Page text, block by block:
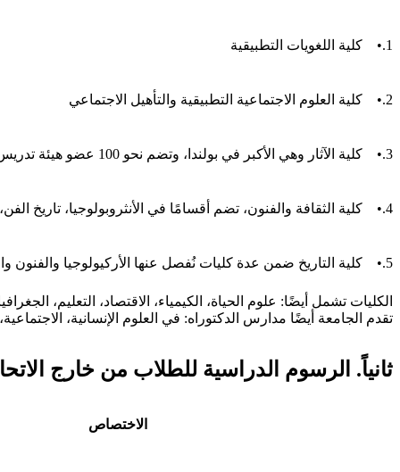
1.• كلية اللغويات التطبيقية
2.• كلية العلوم الاجتماعية التطبيقية والتأهيل الاجتماعي
3.• كلية الآثار وهي الأكبر في بولندا، وتضم نحو 100 عضو هيئة تدريس و1500 طالب
4.• كلية الثقافة والفنون، تضم أقسامًا في الأنثروبولوجيا، تاريخ الفن، علم الموسيقى
5.• كلية التاريخ ضمن عدة كليات نُفصل عنها الأركيولوجيا والفنون والثقافة
الكليات تشمل أيضًا: علوم الحياة، الكيمياء، الاقتصاد، التعليم،
تقدم الجامعة أيضًا مدارس الدكتوراه: في العلوم الإنسانية،
ثانياً. الرسوم الدراسية للطلاب من خارج
الاختصاص